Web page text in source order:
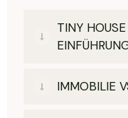
TINY
IMMOBILIE